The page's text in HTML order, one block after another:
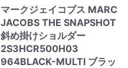
マークジェイコブス MARC
JACOBS THE SNAPSHOT
斜め掛けショルダー
2S3HCR500H03
964BLACK-MULTI ブラッ